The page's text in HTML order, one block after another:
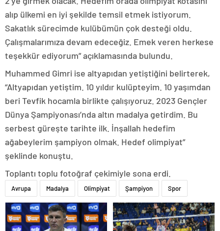
alıp ülkemi en iyi şekilde temsil etmek istiyorum.
Sakatlık sürecimde kulübümün çok desteği oldu.
Çalışmalarımıza devam edeceğiz. Emek veren herkese
teşekkür ediyorum” açıklamasında bulundu.
Muhammed Gimri ise altyapıdan yetiştiğini belirterek,
“Altyapıdan yetiştim. 10 yıldır kulüpteyim. 10 yaşımdan
beri Tevfik hocamla birlikte çalışıyoruz. 2023 Gençler
Dünya Şampiyonası’nda altın madalya getirdim. Bu
serbest güreşte tarihte ilk. İnşallah hedefim
ağabeylerim şampiyon olmak. Hedef olimpiyat”
şeklinde konuştu.
Toplantı toplu fotoğraf çekimiyle sona erdi.
Avrupa Madalya Olimpiyat Şampiyon Spor